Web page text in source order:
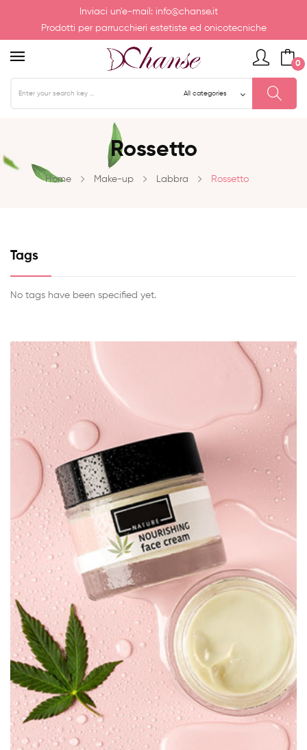
Inviaci un'e-mail: info@chanse.it
Prodotti per parrucchieri estetiste ed onicotecniche
0
Rossetto
Home Make-up Labbra Rossetto
Tags
No tags have been specified yet.